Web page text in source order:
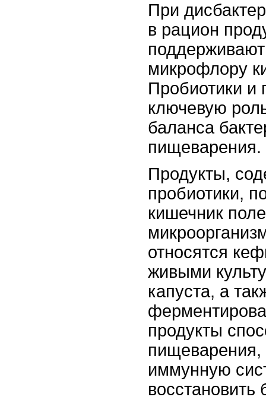
При
в рацион
микрофлору
Пробиотики и
ключевую
баланса
пищеварения.
Продукты,
пробиотики,
кишечник
относятся
живыми
капуста, а
продукты
пищеварения,
иммунную